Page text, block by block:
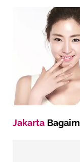
Jakarta